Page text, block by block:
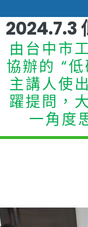
2024.7.3
由台中市
協辦的 “
主講人使
躍提問，
一角度